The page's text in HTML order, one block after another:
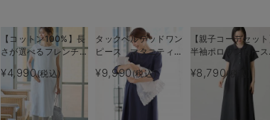
【コットン100%】長
さが選べるフレンチス
リーブワンピース マ
タニティ・産後授乳服
【出産後も長く使え
る】
¥4,990(税込)
タックベルテッドワン
ピース マタニティ・
授乳服【出産後も長く
使える】
¥9,990(税込)
【親子コーデセット
半袖ポロワンピース
（ひざ下丈）＆襟付
ポロロンパース 出
準備 ギフト マタ
ティ・授乳服
¥8,790(税込)